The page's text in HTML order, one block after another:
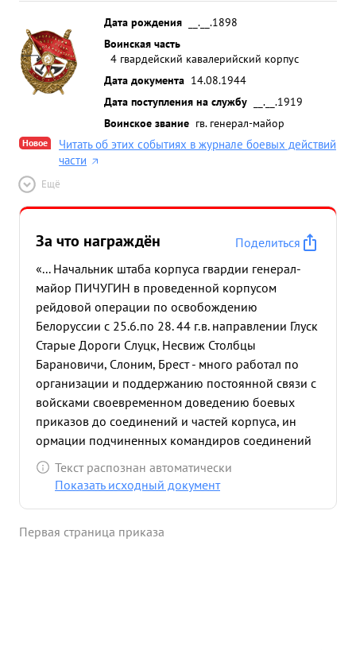
Дата рождения
__.__.1898
Воинская часть
4 гвардейский кавалерийский корпус
Дата документа 14.08.1944
Дата поступления на службу
__.__.1919
Воинское звание гв. генерал-майор
Новое
Читать об этих событиях в журнале боевых действий
части
Ещё
За что награждён
Поделиться
«... Начальник штаба корпуса гвардии генерал-
майор ПИЧУГИН в проведенной корпусом
рейдовой операции по освобождению
Белоруссии с 25.6.по 28. 44 г.в. направлении Глуск
Старые Дороги Слуцк, Несвиж Столбцы
Барановичи, Слоним, Брест - много работал по
организации и поддержанию постоянной связи с
войсками своевременном доведению боевых
приказов до соединений и частей корпуса, ин
ормации подчиненных командиров соединений
и вышестоя щих штабов организации контроля за
выполнением боевых приказов командирам ми
в сложных условиях боевых действий в тылу пр-
Текст распознан автоматически
Показать исходный документ
Первая страница приказа